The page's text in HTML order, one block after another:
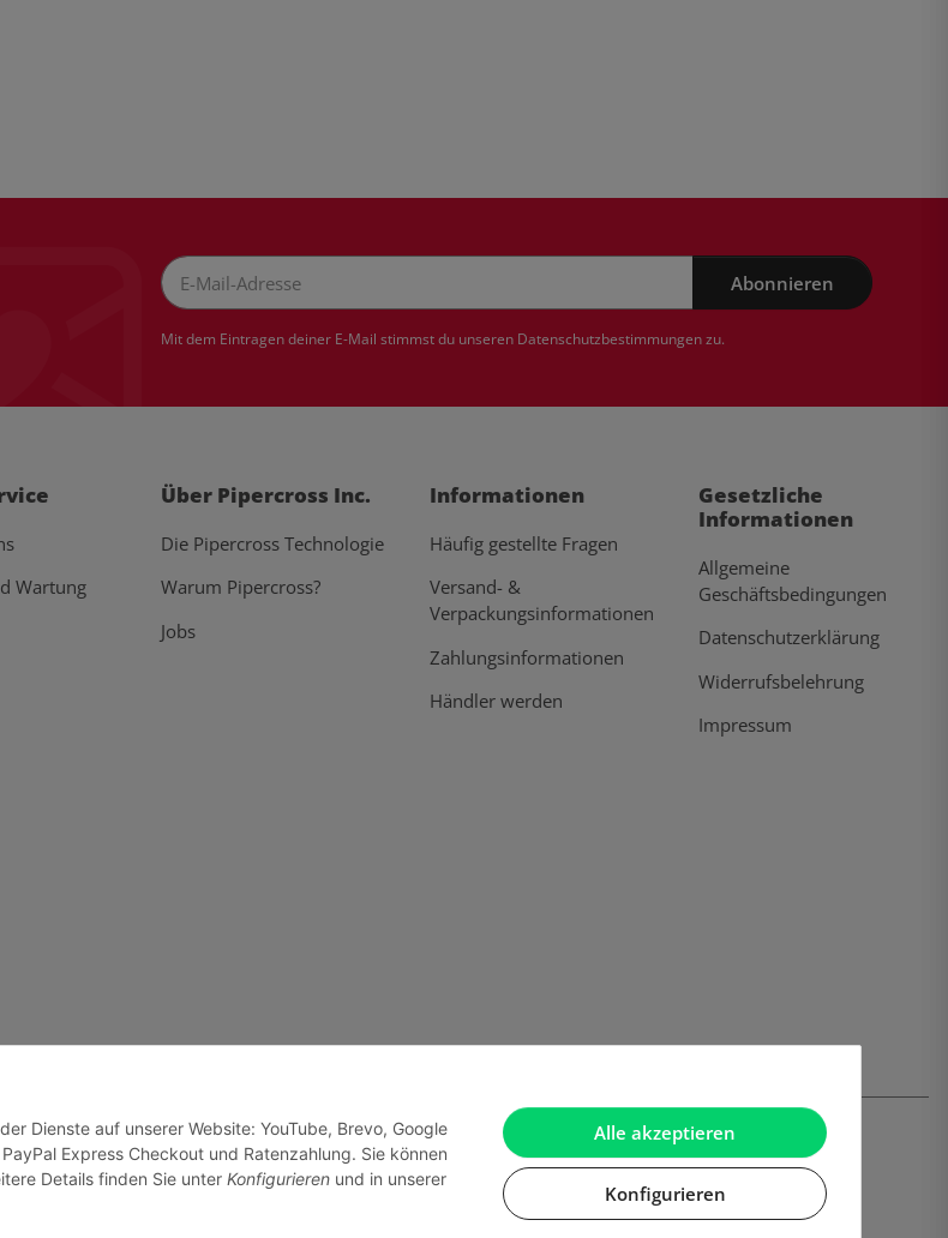
Alle akzeptieren
Konfigurieren
Dienste auf unserer Website: YouTube, Brevo, Google
Express Checkout und Ratenzahlung. Sie können
Details finden Sie unter Konfigurieren und in unserer
Abonnieren
Mit dem Eintragen deiner E-Mail stimmst du unseren Datenschutzbestimmungenzu.
Wartung
Über Pipercross Inc.
Die Pipercross Technologie
Warum Pipercross?
Jobs
Informationen
Häufig gestellte Fragen
Versand- &
Verpackungsinformationen
Zahlungsinformationen
Händler werden
Gesetzliche
Informationen
Allgemeine
Geschäftsbedingungen
Datenschutzerklärung
Widerrufsbelehrung
Impressum